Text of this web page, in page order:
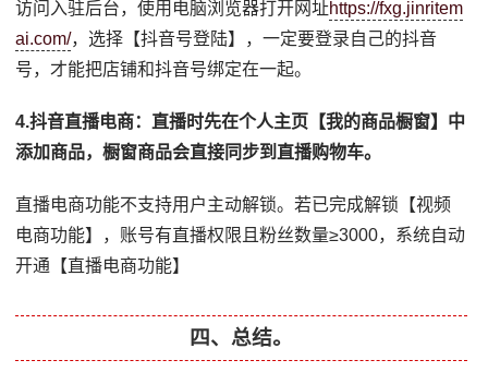
访问入驻后台，使用电脑浏览器打开网址https://fxg.jinritem
ai.com/，选择【抖音号登陆】，一定要登录自己的抖音
号，才能把店铺和抖音号绑定在一起。
4.抖音直播电商：直播时先在个人主页【我的商品橱窗】中
添加商品，橱窗商品会直接同步到直播购物车。
直播电商功能不支持用户主动解锁。若已完成解锁【视频
电商功能】，账号有直播权限且粉丝数量≥3000，系统自动
开通【直播电商功能】
四、总结。